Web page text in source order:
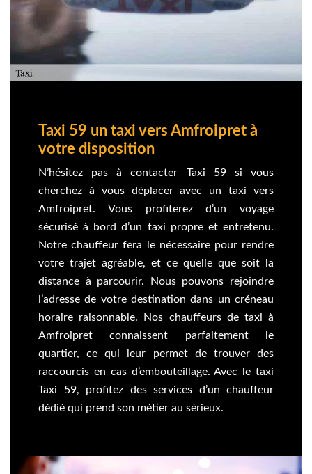
Taxi 59 un taxi vers Amfroipret à
votre disposition
N’hésitez pas à contacter Taxi 59 si vous
cherchez à vous déplacer avec un taxi vers
Amfroipret. Vous profiterez d’un voyage
sécurisé à bord d’un taxi propre et entretenu.
Notre chauffeur fera le nécessaire pour rendre
votre trajet agréable, et ce quelle que soit la
distance à parcourir. Nous pouvons rejoindre
l’adresse de votre destination dans un créneau
horaire raisonnable. Nos chauffeurs de taxi à
Amfroipret connaissent parfaitement le
quartier, ce qui leur permet de trouver des
raccourcis en cas d’embouteillage. Avec le taxi
Taxi 59, profitez des services d’un chauffeur
dédié qui prend son métier au sérieux.